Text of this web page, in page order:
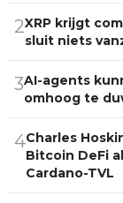
2XRP krijgt
sluit niets
3AI-agents
omhoog te
4Charles
Bitcoin DeFi
Cardano-TVL